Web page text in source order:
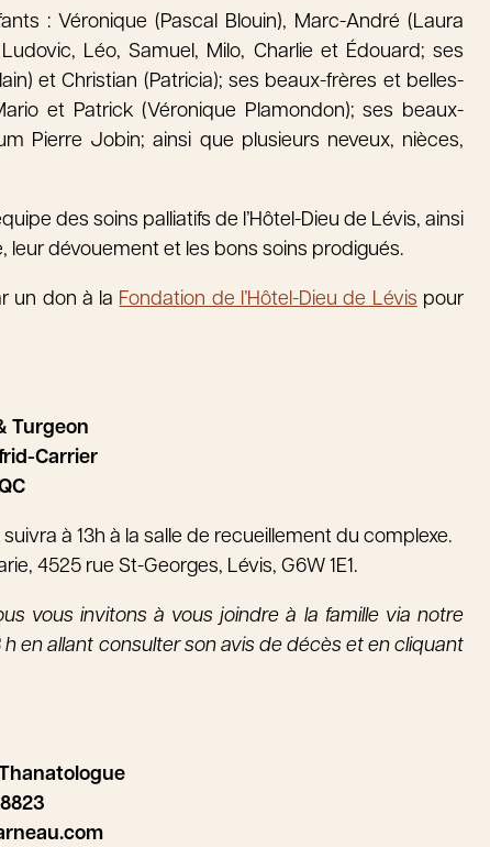
: Véronique (Pascal Blouin), Marc-André (Laura
Léo, Samuel, Milo, Charlie et Édouard; ses
et Christian (Patricia); ses beaux-frères et belles-
et Patrick (Véronique Plamondon); ses beaux-
Pierre Jobin; ainsi que plusieurs neveux, nièces,
des soins palliatifs de l’Hôtel-Dieu de Lévis, ainsi
leur dévouement et les bons soins prodigués.
un don à la Fondation de l’Hôtel-Dieu de Lévis pour
Turgeon
Carrier
à 13h à la salle de recueillement du complexe.
4525 rue St-Georges, Lévis, G6W 1E1.
vous invitons à vous joindre à la famille via notre
h en allant consulter son avis de décès et en cliquant